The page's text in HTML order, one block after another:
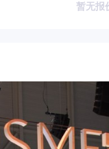
暂无报